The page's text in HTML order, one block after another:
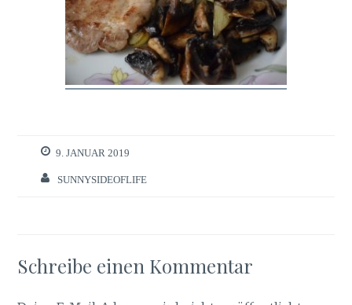
9. JANUAR 2019
SUNNYSIDEOFLIFE
Schreibe einen Kommentar